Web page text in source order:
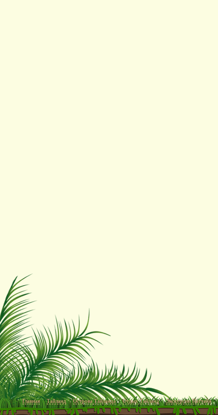
Главная Тайланд Острова Тайланда Отдых Тайланд Экскурсии Паттайя